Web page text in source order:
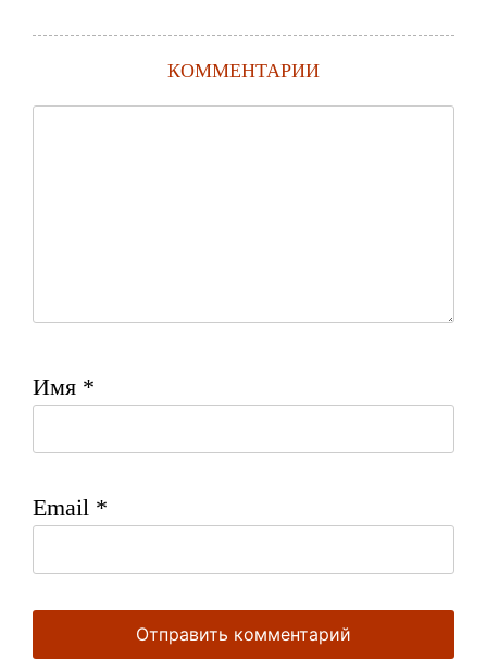
КОММЕНТАРИИ
Имя *
Email *